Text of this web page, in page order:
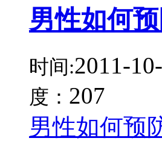
男性如何
时间:2011-
度： 207
男性如何预